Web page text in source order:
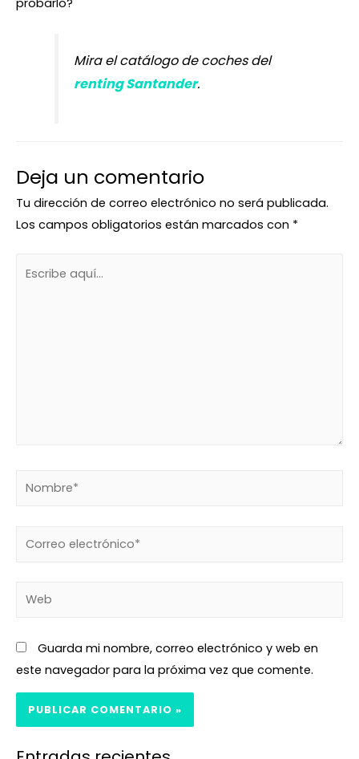
Mira el catálogo de coches del
renting Santander.
Deja un comentario
Tu dirección de correo electrónico no será publicada.
Los campos obligatorios están marcados con *
Guarda mi nombre, correo electrónico y web en
este navegador para la próxima vez que comente.